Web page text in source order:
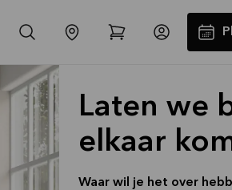
Laten we
elkaar
Waar wil je het over